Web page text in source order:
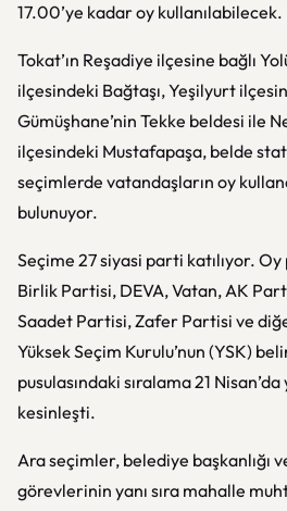
17.00’ye kadar oy kullanılabilecek.
Tokat’ın Reşadiye ilçesine bağlı
ilçesindeki Bağtaşı, Yeşilyurt
Gümüşhane’nin Tekke beldesi ile
ilçesindeki Mustafapaşa, belde
seçimlerde vatandaşların oy
bulunuyor.
Seçime 27 siyasi parti katılıyor.
Birlik Partisi, DEVA, Vatan, AK
Saadet Partisi, Zafer Partisi ve
Yüksek Seçim Kurulu’nun (YSK)
pusulasındaki sıralama 21
kesinleşti.
Ara seçimler, belediye başkanlığı
görevlerinin yanı sıra mahalle